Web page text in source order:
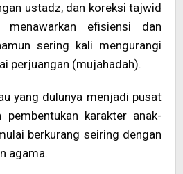
ustadz, dan koreksi tajwid
efisiensi dan
sering kali mengurangi
perjuangan (mujahadah).
yang dulunya menjadi pusat
karakter anak-
berkurang seiring dengan
agama.